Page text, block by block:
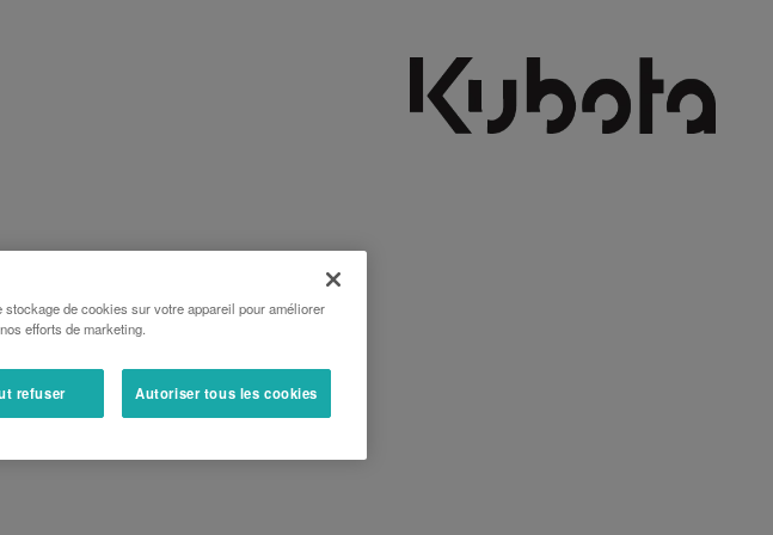
de cookies sur votre appareil pour améliorer
efforts de marketing.
refuser Autoriser tous les cookies